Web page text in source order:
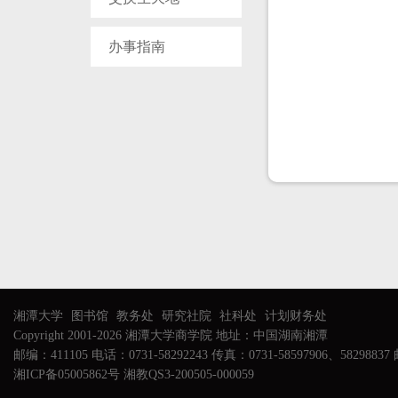
办事指南
湘潭大学 图书馆 教务处 研究社院 社科处
计划财务处
Copyright 2001-2026 湘潭大学商学院 地址：中国湖南湘潭
邮编：411105 电话：0731-58292243 传真：0731-58597906、58298837
湘ICP备05005862号 湘教QS3-200505-000059